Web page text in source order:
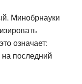
Минобрнауки
означает:
последний